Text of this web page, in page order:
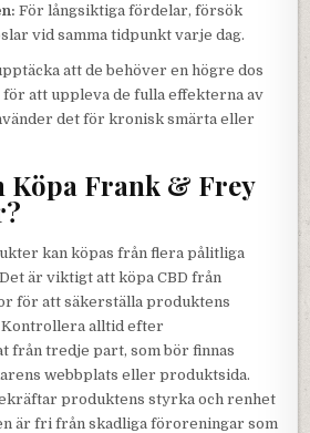
För långsiktiga fördelar, försök
vid samma tidpunkt varje dag.
att de behöver en högre dos
för att uppleva de fulla effekterna av
det för kronisk smärta eller
Köpa Frank & Frey
kan köpas från flera pålitliga
är viktigt att köpa CBD från
för att säkerställa produktens
alltid efter
från tredje part, som bör finnas
webbplats eller produktsida.
produktens styrka och renhet
är fri från skadliga föroreningar som